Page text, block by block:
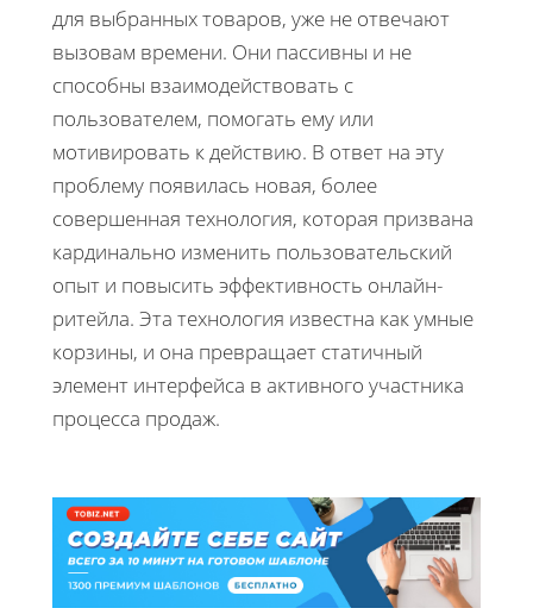
для выбранных товаров, уже не отвечают
вызовам времени. Они пассивны и не
способны взаимодействовать с
пользователем, помогать ему или
мотивировать к действию. В ответ на эту
проблему появилась новая, более
совершенная технология, которая призвана
кардинально изменить пользовательский
опыт и повысить эффективность онлайн-
ритейла. Эта технология известна как умные
корзины, и она превращает статичный
элемент интерфейса в активного участника
процесса продаж.